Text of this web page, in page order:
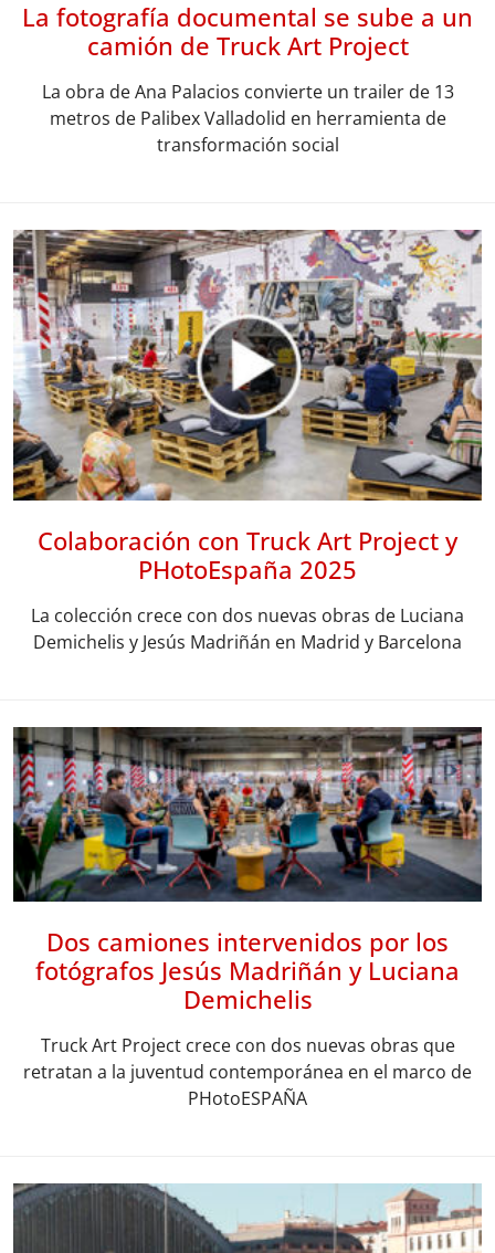
La fotografía documental se sube a un
camión de Truck Art Project
La obra de Ana Palacios convierte un trailer de 13
metros de Palibex Valladolid en herramienta de
transformación social
Colaboración con Truck Art Project y
PHotoEspaña 2025
La colección crece con dos nuevas obras de Luciana
Demichelis y Jesús Madriñán en Madrid y Barcelona
Dos camiones intervenidos por los
fotógrafos Jesús Madriñán y Luciana
Demichelis
Truck Art Project crece con dos nuevas obras que
retratan a la juventud contemporánea en el marco de
PHotoESPAÑA